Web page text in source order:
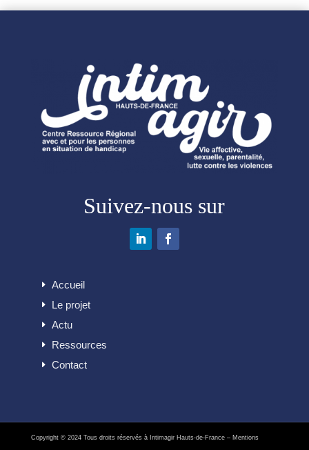
Suivez-nous sur
Accueil
Le projet
Actu
Ressources
Contact
Copyright © 2024 Tous droits réservés à Intimagir Hauts-de-France – Mentions